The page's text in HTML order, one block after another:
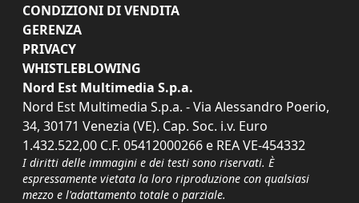
CONDIZIONI DI VENDITA
GERENZA
PRIVACY
WHISTLEBLOWING
Nord Est Multimedia S.p.a.
Nord Est Multimedia S.p.a. - Via Alessandro Poerio,
34, 30171 Venezia (VE). Cap. Soc. i.v. Euro
1.432.522,00 C.F. 05412000266 e REA VE-454332
I diritti delle immagini e dei testi sono riservati. È
espressamente vietata la loro riproduzione con qualsiasi
mezzo e l'adattamento totale o parziale.